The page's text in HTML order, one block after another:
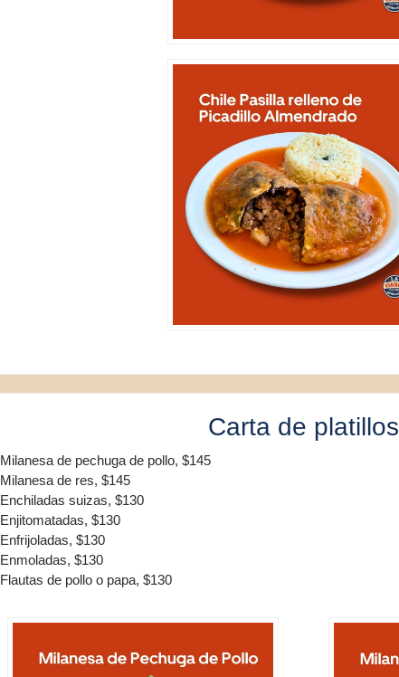
Carta de platillos
Milanesa de pechuga de pollo, $145
Milanesa de res, $145
Enchiladas suizas, $130
Enjitomatadas, $130
Enfrijoladas, $130
Enmoladas, $130
Flautas de pollo o papa, $130